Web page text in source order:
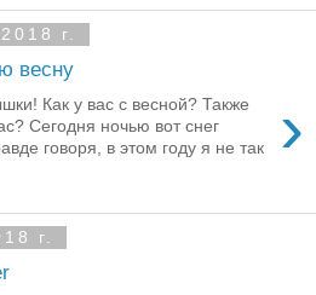
г.
весну
›
Как у вас с весной? Также
Сегодня ночью вот снег
говоря, в этом году я не так
г.